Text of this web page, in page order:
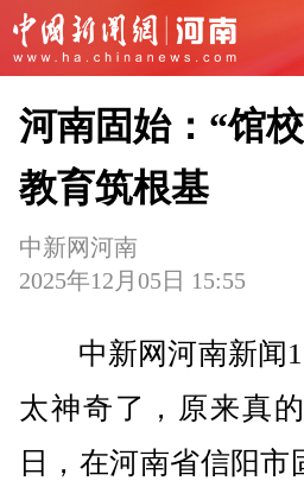
河南固始：“馆
教育筑根基
中新网河南
2025年12月05日 15:55
中新网河南新闻
太神奇了，原来真
日，在河南省信阳